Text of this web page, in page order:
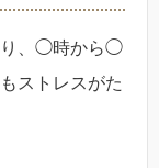
り、◯時から◯
ストレスがた